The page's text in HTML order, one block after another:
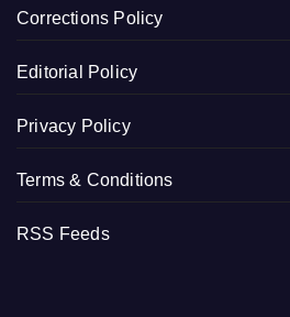
Corrections Policy
Editorial Policy
Privacy Policy
Terms & Conditions
RSS Feeds